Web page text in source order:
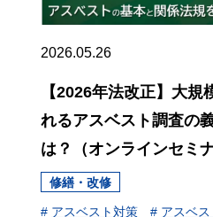
2026.05.26
【2026年法改正】大規
れるアスベスト調査の
は？（オンラインセミ
修繕・改修
# アスベスト対策 # アスベ